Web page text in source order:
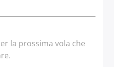
la prossima vola che